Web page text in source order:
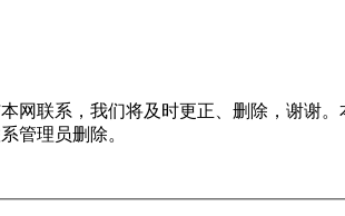
网联系，我们将及时更正、删除，谢谢
管理员删除。